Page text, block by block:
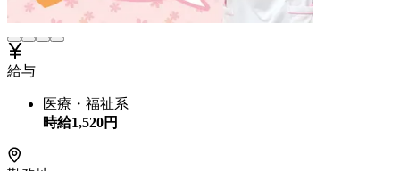
給与
医療・福祉系
時給1,520円